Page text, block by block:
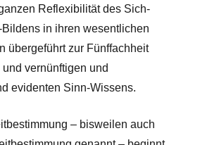
Reflexibilität des Sich-
in ihren wesentlichen
übergeführt zur Fünffachheit
vernünftigen und
evidenten Sinn-Wissens.
– bisweilen auch